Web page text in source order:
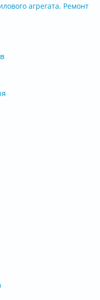
агрегата. Ремонт